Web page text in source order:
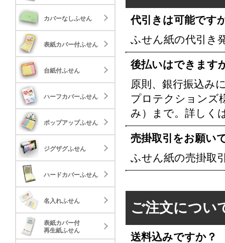
NEW
イプ
22.061
10,000
NEW
カバーなしふせん
標準タイプ
17.84
30,000
大き
30,000
表紙カバー付ふせん
表紙カバー付ふせん
20.04
台紙付ふせん
台紙付ふせん
標準タイプ
23.72
ミ
ハーフカバーふせん
ハーフカバーふせん
標準タイプ
ポップアップふせん
ポップアップふせん
40.81
30,000
ジグザグふせん
ジグザグふせん
標準タイプ
ハードカバーふせん
標準タイプ
名入れふせん
名入れふせん
表紙カバー付
再生紙ふせん
表紙カバー付
再生紙ふせん
カバーなし
再生紙ふせん
代引きは可能です
ふせん紙の代引き
後払いはできます
原則、銀行振込み
プロテクションズ
み）まで。詳しく
売掛取引をお願い
ふせん紙の売掛取
ご注文につい
送料込みですか？